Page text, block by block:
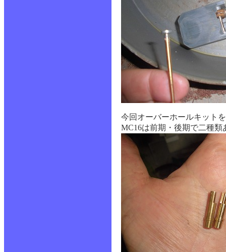
今回オーバーホールキット
MC16は前期・後期で二種